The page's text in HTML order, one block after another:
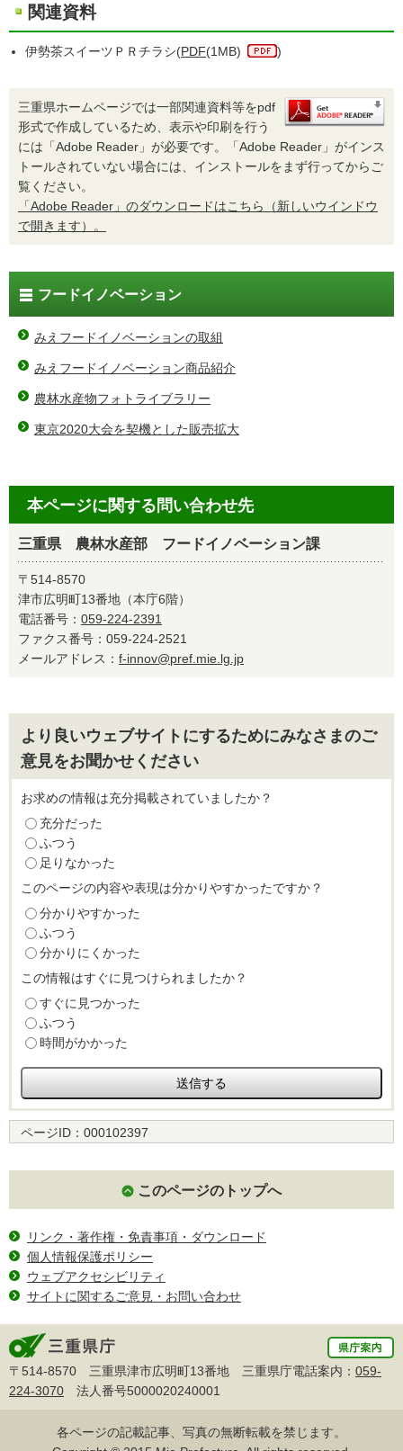
関連資料
伊勢茶スイーツＰＲチラシ(PDF(1MB) )
三重県ホームページでは一部関連資料等をpdf
形式で作成しているため、表示や印刷を行う
には「Adobe Reader」が必要です。「Adobe Reader」がインス
トールされていない場合には、インストールをまず行ってからご
覧ください。
「Adobe Reader」のダウンロードはこちら（新しいウインドウ
で開きます）。
フードイノベーション
みえフードイノベーションの取組
みえフードイノベーション商品紹介
農林水産物フォトライブラリー
東京2020大会を契機とした販売拡大
本ページに関する問い合わせ先
三重県 農林水産部 フードイノベーション課
〒514-8570
津市広明町13番地（本庁6階）
電話番号： 059-224-2391
ファクス番号：059-224-2521
メールアドレス： f-innov@pref.mie.lg.jp
より良いウェブサイトにするためにみなさまのご
意見をお聞かせください
お求めの情報は充分掲載されていましたか？
充分だった
ふつう
足りなかった
このページの内容や表現は分かりやすかったですか？
分かりやすかった
ふつう
分かりにくかった
この情報はすぐに見つけられましたか？
すぐに見つかった
ふつう
時間がかかった
ページID： 000102397
このページのトップへ
リンク・著作権・免責事項・ダウンロード
個人情報保護ポリシー
ウェブアクセシビリティ
サイトに関するご意見・お問い合わせ
〒514-8570 三重県津市広明町13番地 三重県庁電話案内： 059-
224-3070 法人番号5000020240001
各ページの記載記事、写真の無断転載を禁じます。